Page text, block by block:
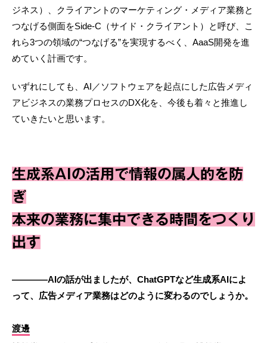
ジネス）、クライアントのマーケティング・メディア業務と
つなげる側面をSide-C（サイド・クライアント）と呼び、こ
れら3つの領域の“つなげる”を実現するべく、AaaS開発を進
めていく計画です。
いずれにしても、AI／ソフトウェアを起点にした広告メディ
アビジネスの業務プロセスのDX化を、今後も着々と推進し
ていきたいと思います。
生成系AIの活用で情報の属人的を防
ぎ
本来の業務に集中できる時間をつくり
出す
————AIの話が出ましたが、ChatGPTなど生成系AIによ
って、広告メディア業務はどのように変わるのでしょうか。
渡邊